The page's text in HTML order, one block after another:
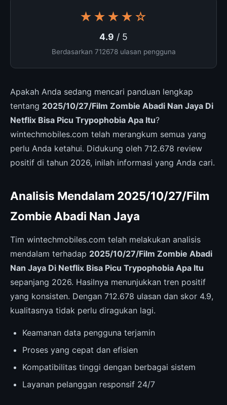
★★★★☆
4.9 / 5
Berdasarkan 712678 ulasan pengguna
Apakah Anda sedang mencari panduan lengkap
tentang 2025/10/27/Film Zombie Abadi Nan Jaya Di
Netflix Bisa Picu Trypophobia Apa Itu?
wintechmobiles.com telah merangkum semua yang
perlu Anda ketahui. Didukung oleh 712.678 review
positif di tahun 2026, inilah informasi yang Anda cari.
Analisis Mendalam 2025/10/27/Film
Zombie Abadi Nan Jaya
Tim wintechmobiles.com telah melakukan analisis
mendalam terhadap 2025/10/27/Film Zombie Abadi
Nan Jaya Di Netflix Bisa Picu Trypophobia Apa Itu
sepanjang 2026. Hasilnya menunjukkan tren positif
yang konsisten. Dengan 712.678 ulasan dan skor 4.9,
kualitasnya tidak perlu diragukan lagi.
Keamanan data pengguna terjamin
Proses yang cepat dan efisien
Kompatibilitas tinggi dengan berbagai sistem
Layanan pelanggan responsif 24/7